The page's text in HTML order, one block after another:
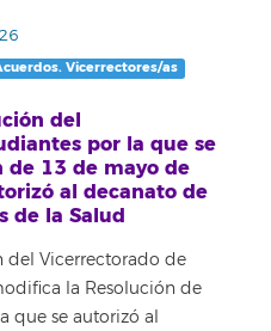
Vicerrectores/as
del
por la que se
de 13 de mayo de
al decanato de
de la Salud
del Vicerrectorado de
la Resolución de
se autorizó al